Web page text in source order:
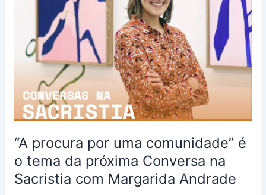
“A procura por uma comunidade” é
o tema da próxima Conversa na
Sacristia com Margarida Andrade
comunidade”
próxima
Conversa
Sacristia
com
Margarida